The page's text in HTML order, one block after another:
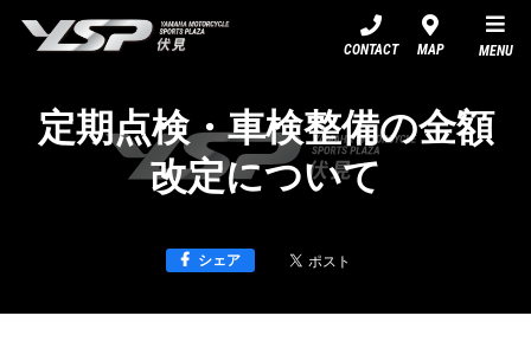
CONTACT MAP MENU
定期点検・車検整備の金額
改定について
シェア